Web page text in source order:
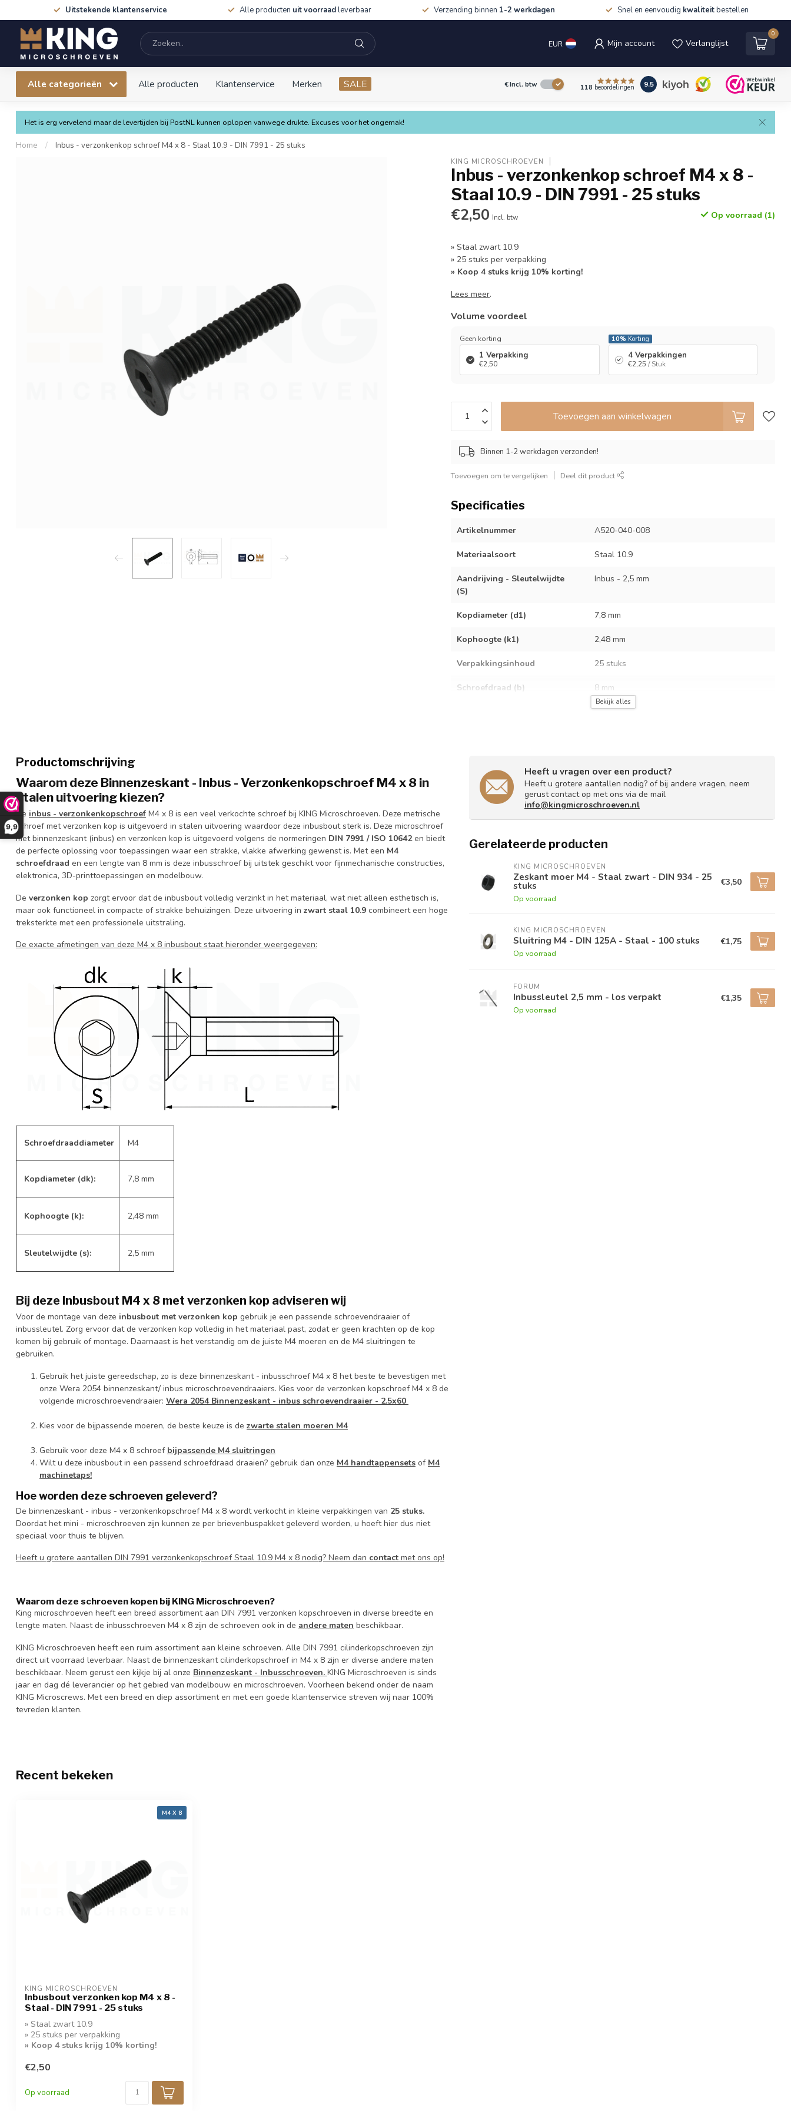
9,9
Uitstekende klantenservice Alle producten uit voorraadleverbaar Verzending binnen 1-2 werkdagen Snel en eenvoudig kwaliteitbestellen
EUR Mijn account Verlanglijst
0
Alle categorieën Alle producten Klantenservice Merken SALE €Incl. btw 118 beoordelingen 9.5
Het is erg vervelend maar de levertijden bij PostNL kunnen oplopen vanwege drukte. Excuses voor het ongemak!
Home / Inbus - verzonkenkop schroef M4 x 8 - Staal 10.9 - DIN 7991 - 25 stuks
KING MICROSCHROEVEN
Inbus - verzonkenkop schroef M4 x 8 -
Staal 10.9 - DIN 7991 - 25 stuks
€2,50 Incl. btw Op voorraad (1)
» Staal zwart 10.9
» 25 stuks per verpakking
» Koop 4 stuks krijg 10% korting!
Lees meer.
Volume voordeel
Geen korting
1 Verpakking
€2,50
10% Korting
4 Verpakkingen
€2,25 / Stuk
Toevoegen aan winkelwagen
Binnen 1-2 werkdagen verzonden!
Toevoegen om te vergelijken Deel dit product
Specificaties
Artikelnummer A520-040-008
Materiaalsoort Staal 10.9
Aandrijving - Sleutelwijdte
(S)
Inbus - 2,5 mm
Kopdiameter (d1) 7,8 mm
Kophoogte (k1) 2,48 mm
Verpakkingsinhoud 25 stuks
Schroefdraad (b) 8 mm
Bekijk alles
Productomschrijving
Waarom deze Binnenzeskant - Inbus - Verzonkenkopschroef M4 x 8 in
stalen uitvoering kiezen?
De inbus - verzonkenkopschroef M4 x 8 is een veel verkochte schroef bij KING Microschroeven. Deze metrische
schroef met verzonken kop is uitgevoerd in stalen uitvoering waardoor deze inbusbout sterk is. Deze microschroef
met binnenzeskant (inbus) en verzonken kop is uitgevoerd volgens de normeringen DIN 7991 / ISO 10642en biedt
de perfecte oplossing voor toepassingen waar een strakke, vlakke afwerking gewenst is. Met een M4
schroefdraad en een lengte van 8 mm is deze inbusschroef bij uitstek geschikt voor fijnmechanische constructies,
elektronica, 3D-printtoepassingen en modelbouw.
De verzonken kop zorgt ervoor dat de inbusbout volledig verzinkt in het materiaal, wat niet alleen esthetisch is,
maar ook functioneel in compacte of strakke behuizingen. Deze uitvoering in zwart staal 10.9 combineert een hoge
treksterkte met een professionele uitstraling.
De exacte afmetingen van deze M4 x 8 inbusbout staat hieronder weergegeven:
Schroefdraaddiameter M4
Kopdiameter (dk): 7,8 mm
Kophoogte (k): 2,48 mm
Sleutelwijdte (s): 2,5 mm
Bij deze Inbusbout M4 x 8 met verzonken kop adviseren wij
Voor de montage van deze inbusbout met verzonken kop gebruik je een passende schroevendraaier of
inbussleutel. Zorg ervoor dat de verzonken kop volledig in het materiaal past, zodat er geen krachten op de kop
komen bij gebruik of montage. Daarnaast is het verstandig om de juiste M4 moeren en de M4 sluitringen te
gebruiken.
Gebruik het juiste gereedschap, zo is deze binnenzeskant - inbusschroef M4 x 8 het beste te bevestigen met
onze Wera 2054 binnenzeskant/ inbus microschroevendraaiers. Kies voor de verzonken kopschroef M4 x 8 de
volgende microschroevendraaier: Wera 2054 Binnenzeskant - inbus schroevendraaier - 2.5x60
Kies voor de bijpassende moeren, de beste keuze is de zwarte stalen moeren M4
Gebruik voor deze M4 x 8 schroef bijpassende M4 sluitringen
Wilt u deze inbusbout in een passend schroefdraad draaien? gebruik dan onze M4 handtappensets of M4
machinetaps!
Hoe worden deze schroeven geleverd?
De binnenzeskant - inbus - verzonkenkopschroef M4 x 8 wordt verkocht in kleine verpakkingen van 25 stuks.
Doordat het mini - microschroeven zijn kunnen ze per brievenbuspakket geleverd worden, u hoeft hier dus niet
speciaal voor thuis te blijven.
Heeft u grotere aantallen DIN 7991 verzonkenkopschroef Staal 10.9 M4 x 8 nodig? Neem dan contact met ons op!
Waarom deze schroeven kopen bij KING Microschroeven?
King microschroeven heeft een breed assortiment aan DIN 7991 verzonken kopschroeven in diverse breedte en
lengte maten. Naast de inbusschroeven M4 x 8 zijn de schroeven ook in de andere maten beschikbaar.
KING Microschroeven heeft een ruim assortiment aan kleine schroeven. Alle DIN 7991 cilinderkopschroeven zijn
direct uit voorraad leverbaar. Naast de binnenzeskant cilinderkopschroef in M4 x 8 zijn er diverse andere maten
beschikbaar. Neem gerust een kijkje bij al onze Binnenzeskant - Inbusschroeven. KING Microschroeven is sinds
jaar en dag dé leverancier op het gebied van modelbouw en microschroeven. Voorheen bekend onder de naam
KING Microscrews. Met een breed en diep assortiment en met een goede klantenservice streven wij naar 100%
tevreden klanten.
Heeft u vragen over een product?
Heeft u grotere aantallen nodig? of bij andere vragen, neem
gerust contact op met ons via de mail
info@kingmicroschroeven.nl
Gerelateerde producten
KING MICROSCHROEVEN
Zeskant moer M4 - Staal zwart - DIN 934 - 25
stuks
Op voorraad
€3,50
KING MICROSCHROEVEN
Sluitring M4 - DIN 125A - Staal - 100 stuks
Op voorraad
€1,75
FORUM
Inbussleutel 2,5 mm - los verpakt
Op voorraad
€1,35
Recent bekeken
M4 X 8
KING MICROSCHROEVEN
Inbusbout verzonken kop M4 x 8 -
Staal - DIN 7991 - 25 stuks
» Staal zwart 10.9
» 25 stuks per verpakking
» Koop 4 stuks krijg 10% korting!
€2,50
Op voorraad